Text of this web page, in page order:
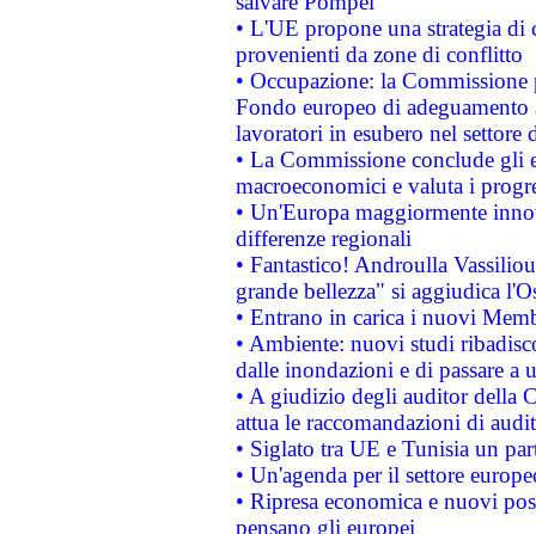
• L'UE propone una strategia
provenienti da zone di conflitto
• Occupazione: la
Fondo europeo di
lavoratori in esubero nel
• La Commissione conclude
macroeconomici e valuta i
• Un'Europa maggiormente
differenze regionali
• Fantastico! Androulla
grande bellezza" si aggiudica
• Entrano in carica i nuovi
• Ambiente: nuovi studi
dalle inondazioni e di passare a
• A giudizio degli auditor della
attua le raccomandazioni di
• Siglato tra UE e Tunisia un
• Un'agenda per il settore
• Ripresa economica e nuovi
pensano gli europei